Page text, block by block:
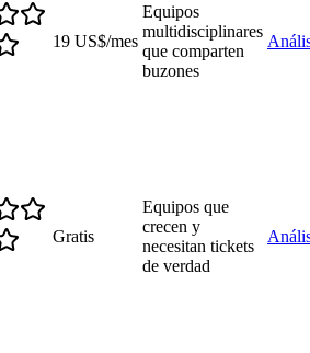
19 US$/mes
Equipos
multidisciplinares
que comparten
buzones
Gratis
Equipos que
crecen y
necesitan tickets
de verdad